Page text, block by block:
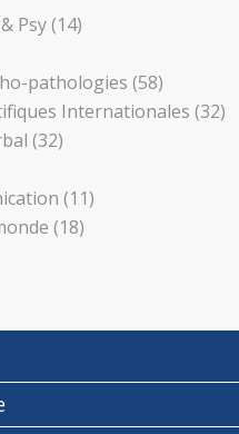
Psy(14)
pathologies (58)
Internationales (32)
(32)
(11)
(18)